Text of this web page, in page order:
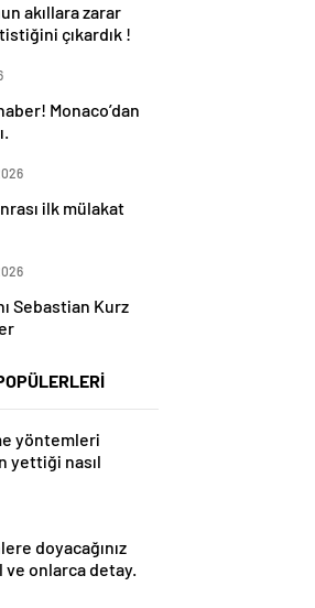
akıllara zarar
çıkardık !
Monaco’dan
ilk mülakat
Sebastian Kurz
yöntemleri
yettiği nasıl
doyacağınız
ve onlarca detay.